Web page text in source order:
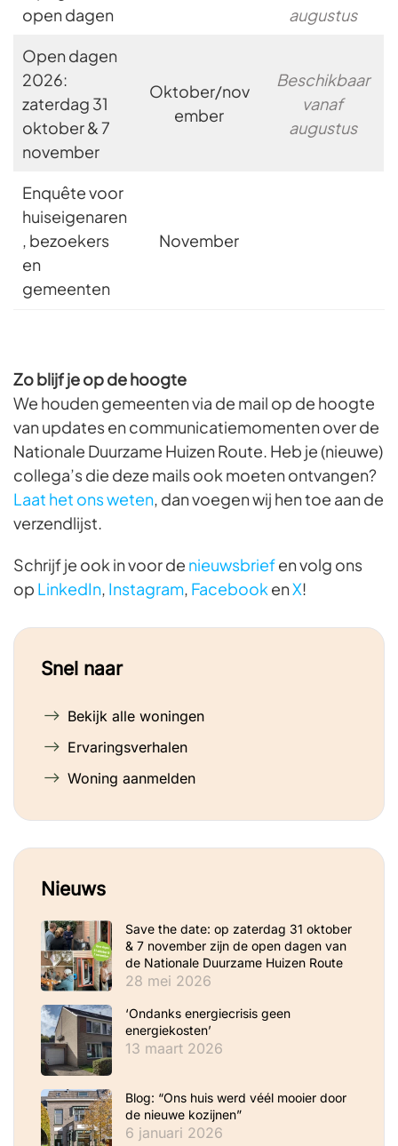
open dagen
augustus
Open dagen
2026:
zaterdag 31
oktober & 7
november
Oktober/nov
ember
Beschikbaar
vanaf
augustus
Enquête voor
huiseigenaren
, bezoekers
en
gemeenten
November
Zo blijf je op de hoogte
We houden gemeenten via de mail op de hoogte
van updates en communicatiemomenten over de
Nationale Duurzame Huizen Route. Heb je (nieuwe)
collega’s die deze mails ook moeten ontvangen?
Laat het ons weten, dan voegen wij hen toe aan de
verzendlijst.
Schrijf je ook in voor de nieuwsbriefen volg ons
op LinkedIn, Instagram, Facebook enX!
Snel naar
Bekijk alle woningen
Ervaringsverhalen
Woning aanmelden
Nieuws
Save the date: op zaterdag 31 oktober
& 7 november zijn de open dagen van
de Nationale Duurzame Huizen Route
28 mei 2026
‘Ondanks energiecrisis geen
energiekosten’
13 maart 2026
Blog: “Ons huis werd véél mooier door
de nieuwe kozijnen”
6 januari 2026